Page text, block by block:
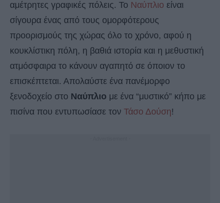
αμέτρητες γραφικές πόλεις. Το Ναύπλιο είναι
σίγουρα ένας από τους ομορφότερους
προορισμούς της χώρας όλο το χρόνο, αφού η
κουκλίστικη πόλη, η βαθιά ιστορία και η μεθυστική
ατμόσφαιρα το κάνουν αγαπητό σε όποιον το
επισκέπτεται. Απολαύστε ένα πανέμορφο
ξενοδοχείο στο Ναύπλιο με ένα “μυστικό” κήπο με
πισίνα που εντυπωσίασε τον Τάσο Δούση!